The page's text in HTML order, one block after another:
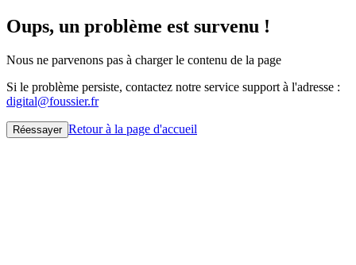
Oups, un problème est survenu !
Nous ne parvenons pas à charger le contenu de la page
Si le problème persiste, contactez notre service support à l'adresse :
digital@foussier.fr
Réessayer Retour à la page d'accueil